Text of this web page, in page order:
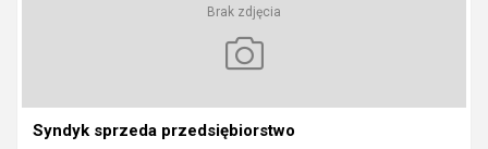
Brak zdjęcia
Syndyk sprzeda przedsiębiorstwo